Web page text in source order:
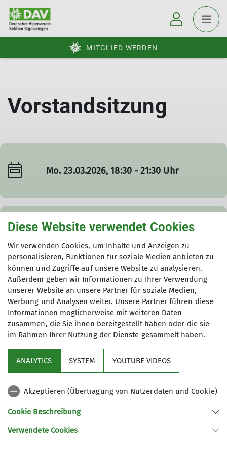
MITGLIED WERDEN
Vorstandsitzung
Mo. 23.03.2026, 18:30 - 21:30 Uhr
Details
Termindetails
Mo. 23.03.2026, 18:30 - 21:30 Uhr
Sektion
Programm
Diese Website verwendet Cookies
Wir verwenden Cookies, um Inhalte und Anzeigen zu
personalisieren, Funktionen für soziale Medien anbieten zu
können und Zugriffe auf unsere Website zu analysieren.
Außerdem geben wir Informationen zu Ihrer Verwendung
unserer Website an unsere Partner für soziale Medien,
Werbung und Analysen weiter. Unsere Partner führen diese
Informationen möglicherweise mit weiteren Daten
zusammen, die Sie ihnen bereitgestellt haben oder die sie
im Rahmen Ihrer Nutzung der Dienste gesammelt haben.
ANALYTICS SYSTEM YOUTUBE VIDEOS
Akzeptieren (Übertragung von Nutzerdaten und Cookie)
Cookie Beschreibung
Verwendete Cookies